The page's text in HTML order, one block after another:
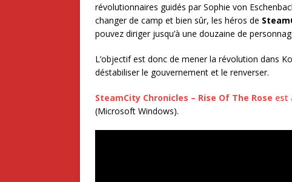
révolutionnaires guidés par Sophie von
changer de camp et bien sûr, les héros de
pouvez diriger jusqu’à une douzaine de
L’objectif est donc de mener la révolution dans
déstabiliser le gouvernement et le renverser.
SteamCity Chronicles – Rise Of The Rose est
(Microsoft Windows).